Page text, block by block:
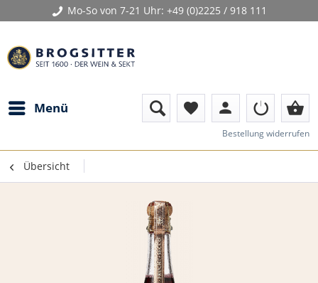
Mo-So von 7-21 Uhr: +49 (0)2225 / 918 111
Menü favorite person shopping_basket
Bestellung widerrufen
Übersicht